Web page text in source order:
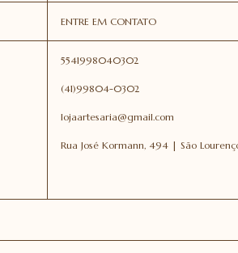
ENTRE EM CONTATO
5541998040302
(41)99804-0302
lojaartesaria@gmail.com
Rua José Kormann, 494 | São